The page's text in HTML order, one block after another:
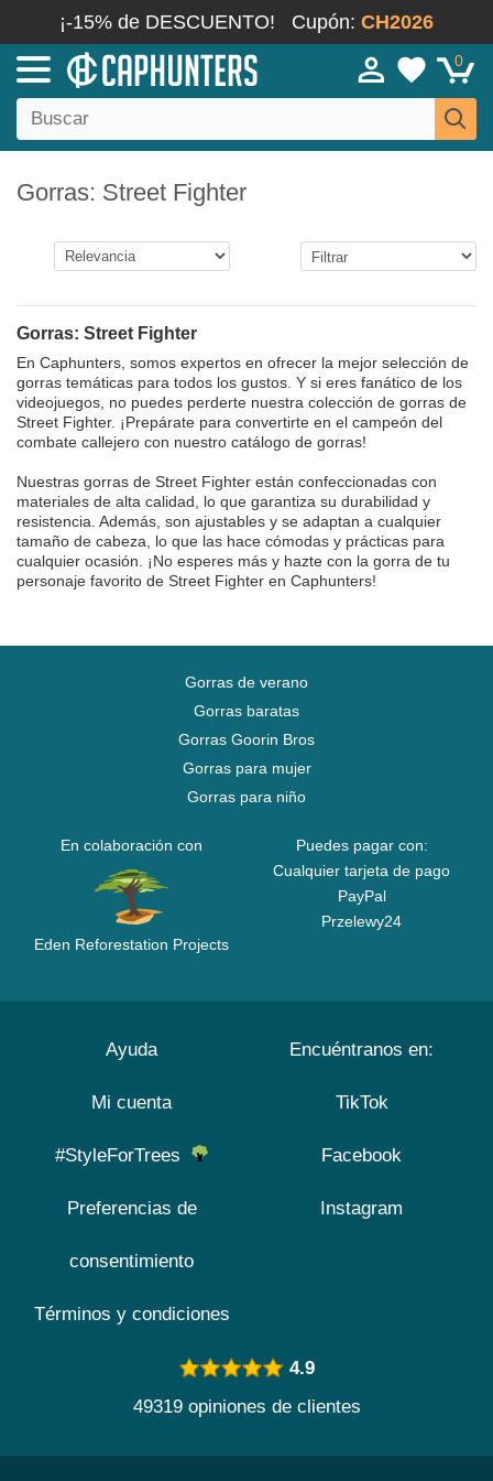
¡-15% de DESCUENTO! Cupón: CH2026
0
Gorras: Street Fighter
Gorras: Street Fighter
En Caphunters, somos expertos en ofrecer la mejor selección de
gorras temáticas para todos los gustos. Y si eres fanático de los
videojuegos, no puedes perderte nuestra colección de gorras de
Street Fighter. ¡Prepárate para convertirte en el campeón del
combate callejero con nuestro catálogo de gorras!
Nuestras gorras de Street Fighter están confeccionadas con
materiales de alta calidad, lo que garantiza su durabilidad y
resistencia. Además, son ajustables y se adaptan a cualquier
tamaño de cabeza, lo que las hace cómodas y prácticas para
cualquier ocasión. ¡No esperes más y hazte con la gorra de tu
personaje favorito de Street Fighter en Caphunters!
Gorras de verano
Gorras baratas
Gorras Goorin Bros
Gorras para mujer
Gorras para niño
En colaboración con
Eden Reforestation Projects
Puedes pagar con:
Cualquier tarjeta de pago
PayPal
Przelewy24
Ayuda
Mi cuenta
#StyleForTrees
Preferencias de
consentimiento
Términos y condiciones
Encuéntranos en:
TikTok
Facebook
Instagram
4.9
49319 opiniones de clientes